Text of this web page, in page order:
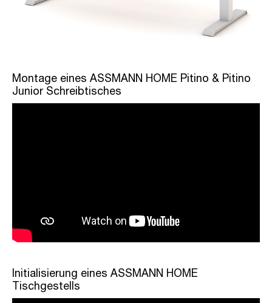
Montage eines ASSMANN HOME Pitino & Pitino
Junior Schreibtisches
Initialisierung eines ASSMANN HOME
Tischgestells